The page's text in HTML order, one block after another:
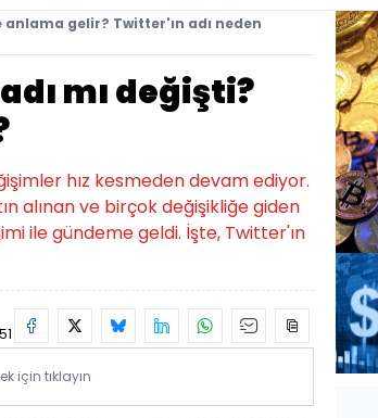
gelir? Twitter'ın adı neden
mı değişti?
hız kesmeden devam ediyor.
alınan ve birçok değişikliğe giden
ile gündeme geldi. İşte, Twitter'ın
için tıklayın